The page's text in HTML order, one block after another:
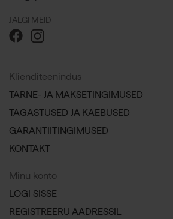
JÄLGI MEID
Klienditeenindus
TARNE- JA MAKSETINGIMUSED
TAGASTUSED JA KAEBUSED
GARANTIITINGIMUSED
KONTAKT
Minu konto
LOGI SISSE
REGISTREERU AADRESSIL